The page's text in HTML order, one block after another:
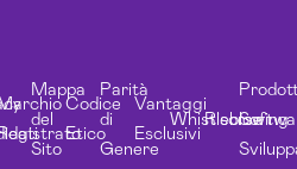
Mappa
del
Sito
Codice
Etico
Parità
di
Genere
Vantaggi
Esclusivi
Whistleblowing
Risorse